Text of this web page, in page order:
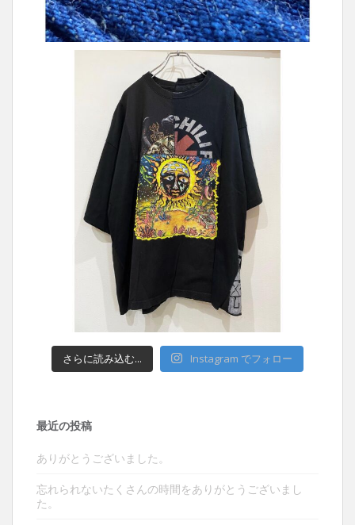
さらに読み込む... Instagram でフォロー
最近の投稿
ありがとうございました。
忘れられないたくさんの時間をありがとうございまし
た。